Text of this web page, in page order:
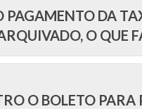
PAGAMENTO DA
O QUE
O BOLETO PARA